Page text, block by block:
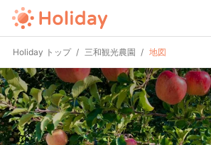
Holiday トップ 三和観光農園 地図